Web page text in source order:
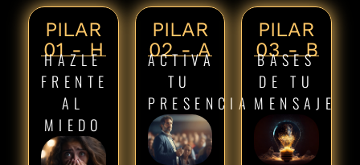
PILAR
01 - H
HAZLE
FRENTE
AL
MIEDO
PILAR
02 - A
ACTIVA
TU
PRESENCIA
PILAR
03 - B
BASES
DE TU
MENSAJE